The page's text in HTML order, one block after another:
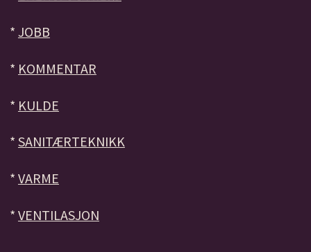
* JOBB
* KOMMENTAR
* KULDE
* SANITÆRTEKNIKK
* VARME
* VENTILASJON